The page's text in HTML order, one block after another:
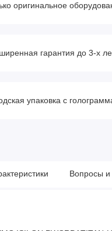
оригинальное
гарантия до 3-х
упаковка с
Вопросы и